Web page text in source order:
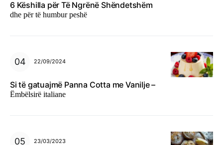
6 Këshilla për Të Ngrënë Shëndetshëm
dhe për të humbur peshë
22/09/2024
Si të gatuajmë Panna Cotta me Vanilje –
Ëmbëlsirë italiane
23/03/2023